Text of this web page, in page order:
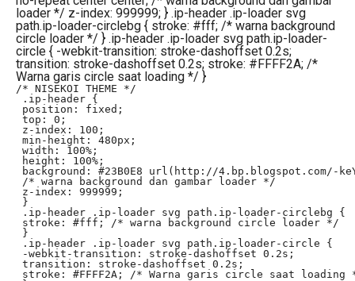
loader */ z-index: 999999; } .ip-header .ip-loader svg
path.ip-loader-circlebg { stroke: #fff; /* warna background
circle loader */ } .ip-header .ip-loader svg path.ip-loader-
circle { -webkit-transition: stroke-dashoffset 0.2s;
transition: stroke-dashoffset 0.2s; stroke: #FFFF2A; /*
Warna garis circle saat loading */ }
/* NISEKOI THEME */
.ip-header {
position: fixed;
top: 0;
z-index: 100;
min-height: 480px;
width: 100%;
height: 100%;
background: #23B0E8 url(http://4.bp.blogspot.com/-
/* warna background dan gambar loader */
z-index: 999999;
}
.ip-header .ip-loader svg path.ip-loader-circlebg {
stroke: #fff; /* warna background circle loader */
}
.ip-header .ip-loader svg path.ip-loader-circle {
-webkit-transition: stroke-dashoffset 0.2s;
transition: stroke-dashoffset 0.2s;
stroke: #FFFF2A; /* Warna garis circle saat loading